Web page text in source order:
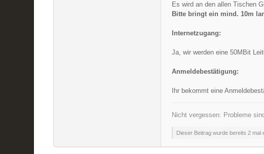
Es wird an den allen Tischen
Bitte bringt ein mind. 10m
Internetzugang:
Ja, wir werden eine 50MBit
Anmeldebestätigung:
Ihr bekommt eine
Nicht vergessen: Probleme
Dieser Beitrag wurde bereits 2 mal